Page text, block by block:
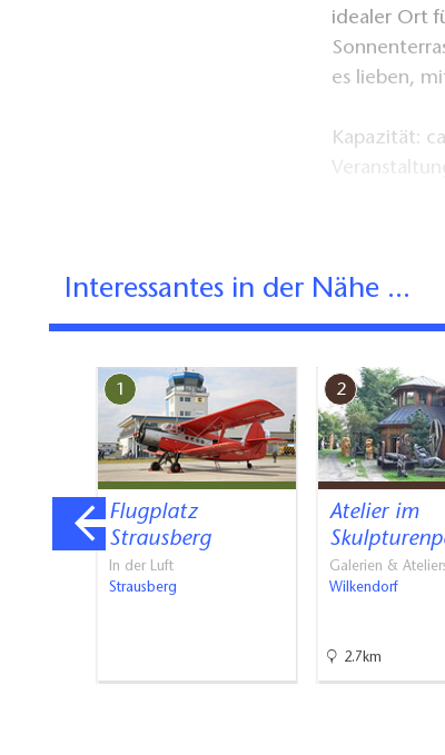
idealer Ort
es lieben,
Kapazität:
Interessantes in der Nähe ...
1
Flugplatz
Strausberg
In der Luft
Strausberg
2
Atelier im
Galerien &
Wilkendorf
2.7km